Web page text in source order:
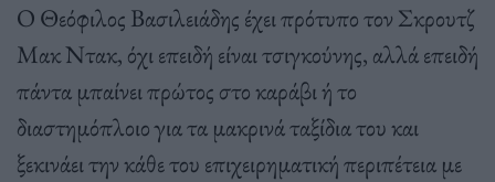
O Θεόφιλος Βασιλειάδης έχει πρότυπο τον Σκρουτζ
Μακ Ντακ, όχι επειδή είναι τσιγκούνης, αλλά επειδή
πάντα μπαίνει πρώτος στο καράβι ή το
διαστημόπλοιο για τα μακρινά ταξίδια του και
ξεκινάει την κάθε του επιχειρηματική περιπέτεια με